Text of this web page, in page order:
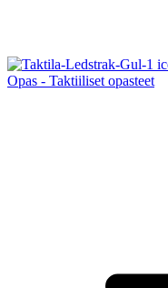
Opas - Taktiiliset opasteet